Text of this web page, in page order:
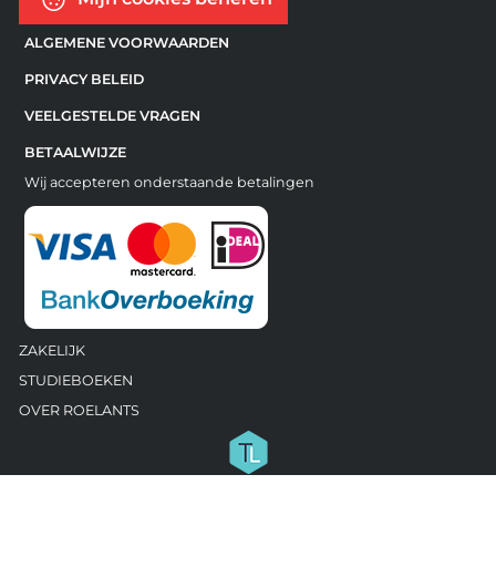
ALGEMENE VOORWAARDEN
PRIVACY BELEID
VEELGESTELDE VRAGEN
BETAALWIJZE
Wij accepteren onderstaande betalingen
ZAKELIJK
STUDIEBOEKEN
OVER ROELANTS